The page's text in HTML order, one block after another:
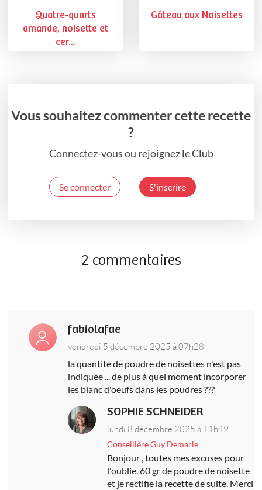
Quatre-quarts
amande, noisette et
cer...
Gâteau aux Noisettes
Vous souhaitez commenter cette recette
?
Connectez-vous ou rejoignez le Club
Se connecter S'inscrire
2 commentaires
fabiolafae
vendredi 5 décembre 2025 à 07h28
la quantité de poudre de noisettes n'est pas
indiquée ... de plus à quel moment incorporer
les blanc d'oeufs dans les poudres ???
SOPHIE SCHNEIDER
lundi 8 décembre 2025 à 11h49
Conseillère Guy Demarle
Bonjour , toutes mes excuses pour
l'oublie. 60 gr de poudre de noisette
et je rectifie la recette de suite. Merci